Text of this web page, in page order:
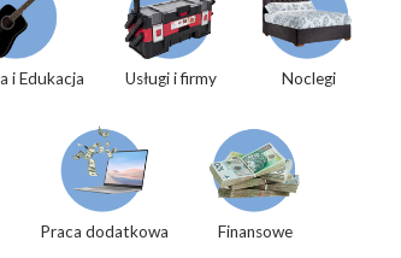
i Edukacja Usługi i firmy Noclegi
Praca dodatkowa Finansowe